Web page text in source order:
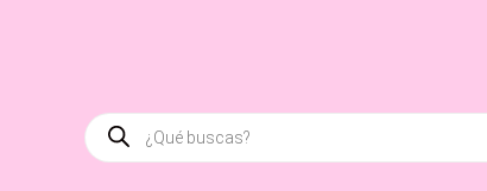
Búsqueda
de
productos